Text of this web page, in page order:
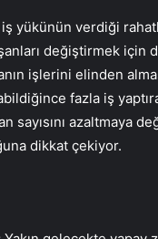
iş yükünün verdiği
değiştirmek için
işlerini elinden
fazla iş
sayısını azaltmaya
dikkat çekiyor.